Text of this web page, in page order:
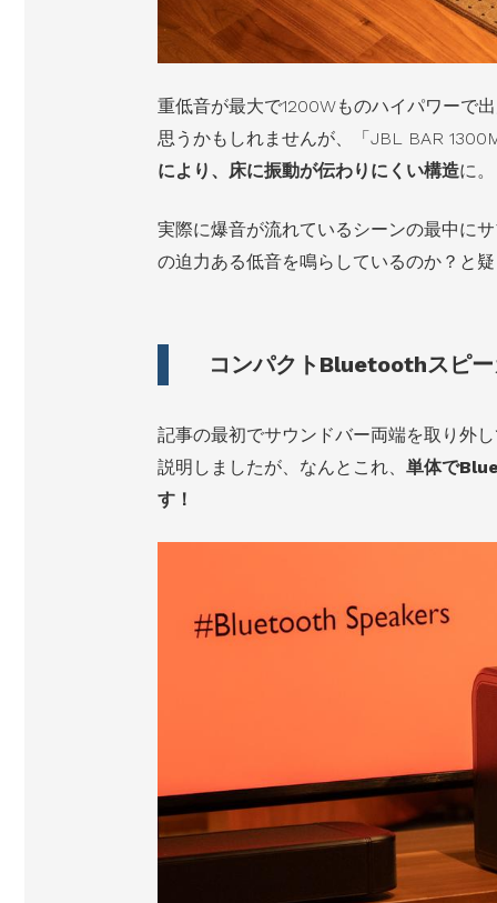
重低音が最大で1200Wものハイパワーで
思うかもしれませんが、「JBL BAR
により、床に振動が伝わりにくい構造に。
実際に爆音が流れているシーンの最中に
の迫力ある低音を鳴らしているのか？と
コンパクトBluetoothスピ
記事の最初でサウンドバー両端を取り外
説明しましたが、なんとこれ、 単体で
す！